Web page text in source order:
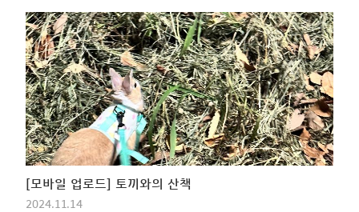
[모바일 업로드] 토끼와의 산책
2024.11.14